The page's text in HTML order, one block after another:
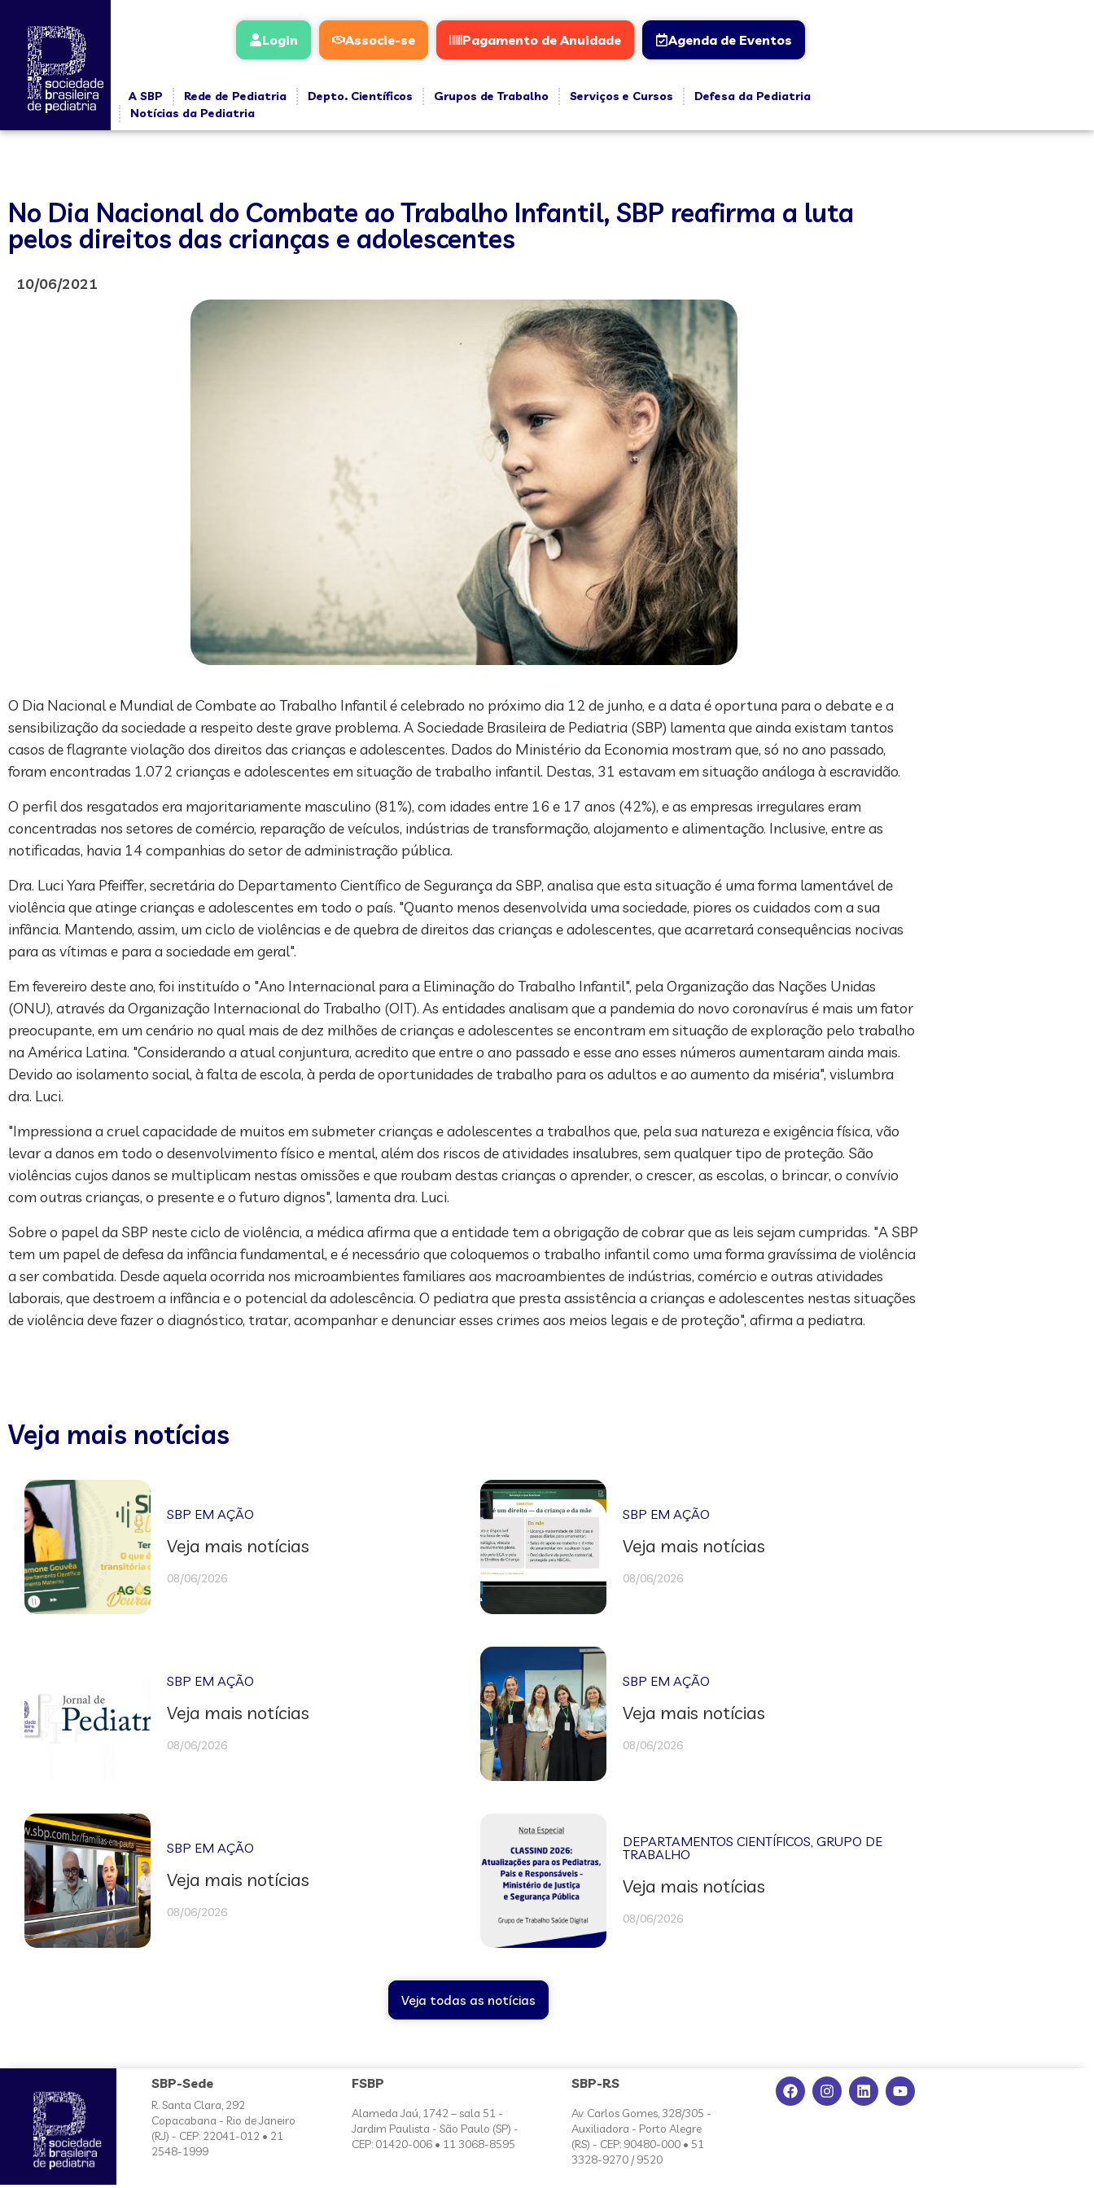
Login Associe-se Pagamento de Anuidade Agenda de Eventos
A SBP Rede de Pediatria Depto. Científicos Grupos de Trabalho Serviços e Cursos
Defesa da Pediatria
Notícias da Pediatria
No Dia Nacional do Combate ao Trabalho Infantil, SBP reafirma a luta
pelos direitos das crianças e adolescentes
10/06/2021
O Dia Nacional e Mundial de Combate ao Trabalho Infantil é celebrado no próximo dia 12 de junho, e a data é oportuna para o debate e a
sensibilização da sociedade a respeito deste grave problema. A Sociedade Brasileira de Pediatria (SBP) lamenta que ainda existam tantos
casos de flagrante violação dos direitos das crianças e adolescentes. Dados do Ministério da Economia mostram que, só no ano passado,
foram encontradas 1.072 crianças e adolescentes em situação de trabalho infantil. Destas, 31 estavam em situação análoga à escravidão.
O perfil dos resgatados era majoritariamente masculino (81%), com idades entre 16 e 17 anos (42%), e as empresas irregulares eram
concentradas nos setores de comércio, reparação de veículos, indústrias de transformação, alojamento e alimentação. Inclusive, entre as
notificadas, havia 14 companhias do setor de administração pública.
Dra. Luci Yara Pfeiffer, secretária do Departamento Científico de Segurança da SBP, analisa que esta situação é uma forma lamentável de
violência que atinge crianças e adolescentes em todo o país. "Quanto menos desenvolvida uma sociedade, piores os cuidados com a sua
infância. Mantendo, assim, um ciclo de violências e de quebra de direitos das crianças e adolescentes, que acarretará consequências nocivas
para as vítimas e para a sociedade em geral".
Em fevereiro deste ano, foi instituído o "Ano Internacional para a Eliminação do Trabalho Infantil", pela Organização das Nações Unidas
(ONU), através da Organização Internacional do Trabalho (OIT). As entidades analisam que a pandemia do novo coronavírus é mais um fator
preocupante, em um cenário no qual mais de dez milhões de crianças e adolescentes se encontram em situação de exploração pelo trabalho
na América Latina. "Considerando a atual conjuntura, acredito que entre o ano passado e esse ano esses números aumentaram ainda mais.
Devido ao isolamento social, à falta de escola, à perda de oportunidades de trabalho para os adultos e ao aumento da miséria", vislumbra
dra. Luci.
"Impressiona a cruel capacidade de muitos em submeter crianças e adolescentes a trabalhos que, pela sua natureza e exigência física, vão
levar a danos em todo o desenvolvimento físico e mental, além dos riscos de atividades insalubres, sem qualquer tipo de proteção. São
violências cujos danos se multiplicam nestas omissões e que roubam destas crianças o aprender, o crescer, as escolas, o brincar, o convívio
com outras crianças, o presente e o futuro dignos", lamenta dra. Luci.
Sobre o papel da SBP neste ciclo de violência, a médica afirma que a entidade tem a obrigação de cobrar que as leis sejam cumpridas. "A SBP
tem um papel de defesa da infância fundamental, e é necessário que coloquemos o trabalho infantil como uma forma gravíssima de violência
a ser combatida. Desde aquela ocorrida nos microambientes familiares aos macroambientes de indústrias, comércio e outras atividades
laborais, que destroem a infância e o potencial da adolescência. O pediatra que presta assistência a crianças e adolescentes nestas situações
de violência deve fazer o diagnóstico, tratar, acompanhar e denunciar esses crimes aos meios legais e de proteção", afirma a pediatra.
Veja mais notícias
SBP EM AÇÃO
Veja mais notícias
08/06/2026
SBP EM AÇÃO
Veja mais notícias
08/06/2026
SBP EM AÇÃO
Veja mais notícias
08/06/2026
SBP EM AÇÃO
Veja mais notícias
08/06/2026
SBP EM AÇÃO
Veja mais notícias
08/06/2026
DEPARTAMENTOS CIENTÍFICOS,GRUPO DE
TRABALHO
Veja mais notícias
08/06/2026
Veja todas as notícias
SBP-Sede
R. Santa Clara, 292
Copacabana - Rio de Janeiro
(RJ) - CEP: 22041-012 • 21
2548-1999
FSBP
Alameda Jaú, 1742 – sala 51 -
Jardim Paulista - São Paulo (SP) -
CEP: 01420-006 • 11 3068-8595
SBP-RS
Av. Carlos Gomes, 328/305 -
Auxiliadora - Porto Alegre
(RS) - CEP: 90480-000 • 51
3328-9270 / 9520